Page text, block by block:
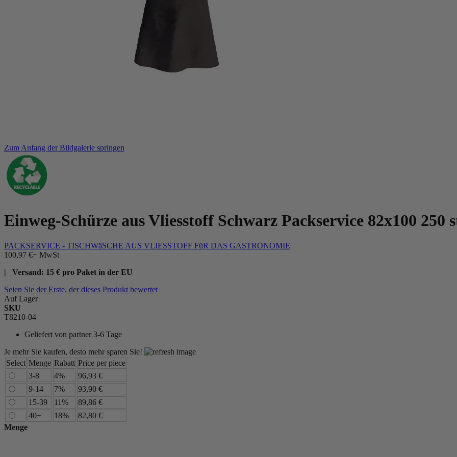
Zum Anfang der Bildgalerie springen
Einweg-Schürze aus Vliesstoff Schwarz Packservice 82x100 250
PACKSERVICE - TISCHWäSCHE AUS VLIESSTOFF FüR DAS GASTRONOMIE
100,97 €+ MwSt
| Versand: 15 € pro Paket in der EU
Seien Sie der Erste, der dieses Produkt bewertet
Auf Lager
SKU
T8210-04
Geliefert von partner 3-6 Tage
Je mehr Sie kaufen, desto mehr sparen Sie!
Select Menge Rabatt Price per piece
3-8
4%
96,93 €
9-14
7%
93,90 €
15-39
11%
89,86 €
40+
18%
82,80 €
Menge